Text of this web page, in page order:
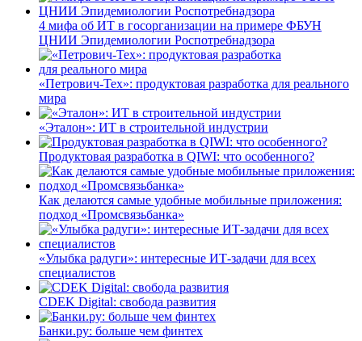
4 мифа об ИТ в госорганизации на примере ФБУН
ЦНИИ Эпидемиологии Роспотребнадзора
«Петрович-Тех»: продуктовая разработка для реального
мира
«Эталон»: ИТ в строительной индустрии
Продуктовая разработка в QIWI: что особенного?
Как делаются самые удобные мобильные приложения:
подход «Промсвязьбанка»
«Улыбка радуги»: интересные ИТ-задачи для всех
специалистов
CDEK Digital: свобода развития
Банки.ру: больше чем финтех